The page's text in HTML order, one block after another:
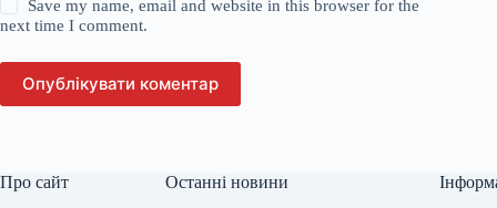
Save my name, email and website in this browser for the
next time I comment.
Опублікувати коментар
Про сайт Останні новини